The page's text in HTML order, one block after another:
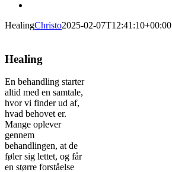
HealingChristo2025-02-07T12:41:10+00:00
Healing
En behandling starter
altid med en samtale,
hvor vi finder ud af,
hvad behovet er.
Mange oplever
gennem
behandlingen, at de
føler sig lettet, og får
en større forståelse